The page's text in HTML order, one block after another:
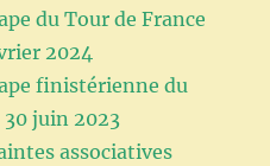
du Tour de France
2024
finistérienne du
30 juin 2023
associatives